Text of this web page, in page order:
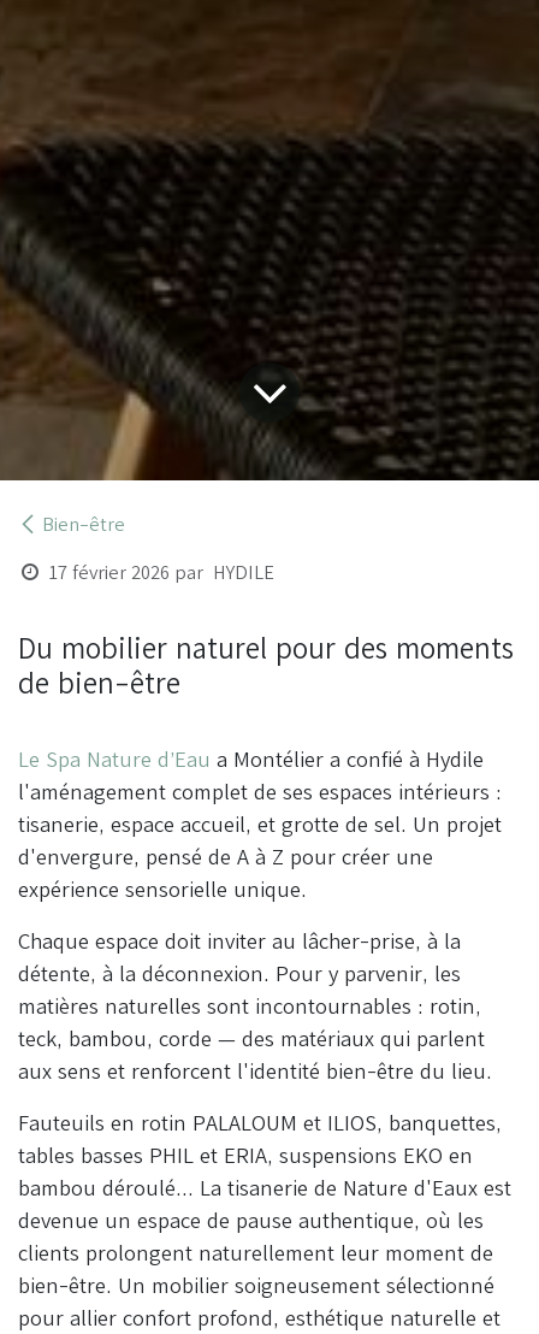
Bien-être
17 février 2026 par HYDILE
Du mobilier naturel pour des moments
de bien-être
Le Spa Nature d’Eau a Montélier a confié à Hydile
l'aménagement complet de ses espaces intérieurs :
tisanerie, espace accueil, et grotte de sel. Un projet
d'envergure, pensé de A à Z pour créer une
expérience sensorielle unique.
Chaque espace doit inviter au lâcher-prise, à la
détente, à la déconnexion. Pour y parvenir, les
matières naturelles sont incontournables : rotin,
teck, bambou, corde — des matériaux qui parlent
aux sens et renforcent l'identité bien-être du lieu.
Fauteuils en rotin PALALOUM et ILIOS, banquettes,
tables basses PHIL et ERIA, suspensions EKO en
bambou déroulé... La tisanerie de Nature d'Eaux est
devenue un espace de pause authentique, où les
clients prolongent naturellement leur moment de
bien-être. Un mobilier soigneusement sélectionné
pour allier confort profond, esthétique naturelle et